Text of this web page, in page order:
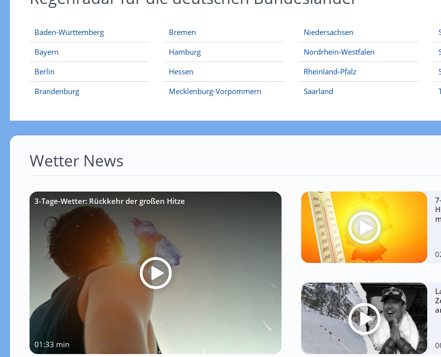
Baden-Württemberg
Bayern
Berlin
Brandenburg
Bremen
Hamburg
Hessen
Mecklenburg-Vorpommern
Niedersachsen
Nordrhein-Westfalen
Rheinland-Pfalz
Saarland
Wetter News
3-Tage-Wetter: Rückkehr der großen Hitze
01:33 min